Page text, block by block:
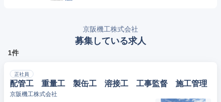
京阪機工株式会社
募集している求人
1件
正社員
配管工 重量工 製缶工 溶接工 工事監督 施工管理
京阪機工株式会社